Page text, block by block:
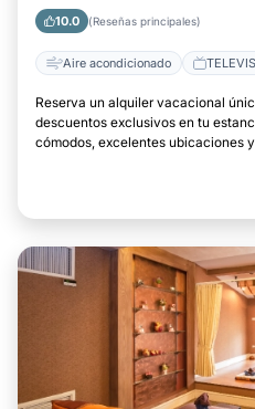
10.0 (Reseñas principales)
Aire acondicionado
Reserva un alquiler vacacional
descuentos exclusivos en tu
cómodos, excelentes ubicaciones